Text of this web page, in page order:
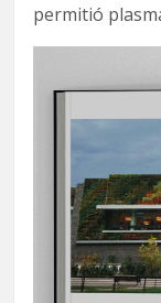
permitió